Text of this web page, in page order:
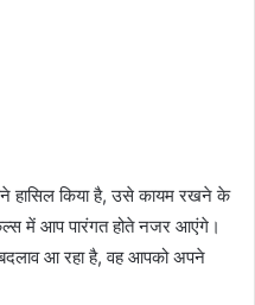
किया है, उसे कायम रखने के
में आप पारंगत होते नजर आएंगे।
आ रहा है, वह आपको अपने